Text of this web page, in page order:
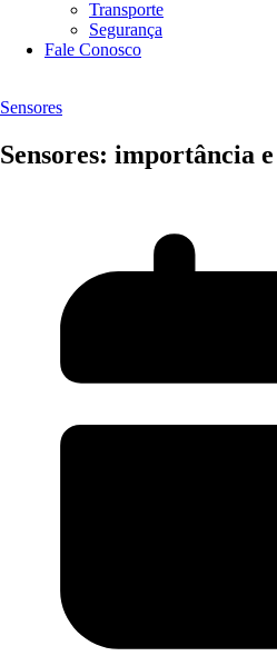
Transporte
Segurança
Fale Conosco
Sensores
Sensores: importância